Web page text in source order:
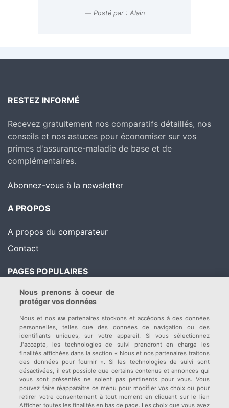
Posté par : Alain
RESTEZ INFORMÉ
Recevez gratuitement nos comparatifs détaillés, nos
conseils et nos astuces pour économiser sur vos
primes d'assurance-maladie de base et de
complémentaires.
Abonnez-vous à la newsletter
A PROPOS
A propos du comparateur
Contact
PAGES POPULAIRES
Comparatif des primes
Changer de caisse-
maladie
Découvrez nos autres portails :
Assurance auto
Assurance pour animaux
Nous prenons à coeur de
protéger vos données
Nous et nos638 partenaires stockons et accédons à des données
personnelles, telles que des données de navigation ou des
identifiants uniques, sur votre appareil. Si vous sélectionnez
J'accepte, les technologies de suivi prendront en charge les
finalités affichées dans la section « Nous et nos partenaires traitons
des données pour fournir ». Si les technologies de suivi sont
désactivées, il est possible que certains contenus et annonces qui
vous sont présentés ne soient pas pertinents pour vous. Vous
pouvez faire réapparaître ce menu pour modifier vos choix ou pour
retirer votre consentement à tout moment en cliquant sur le lien
Afficher toutes les finalités en bas de page. Les choix que vous avez